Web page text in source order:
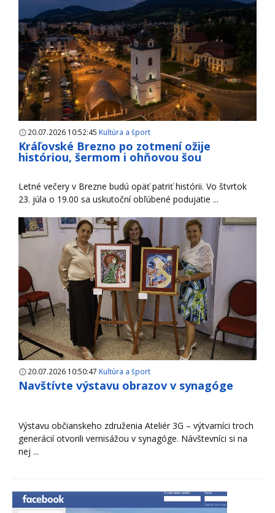
20.07.2026 10:52:45 Kultúra a šport
Kráľovské Brezno po zotmení ožije
históriou, šermom i ohňovou šou
Letné večery v Brezne budú opäť patriť histórii. Vo štvrtok
23. júla o 19.00 sa uskutoční obľúbené podujatie ...
20.07.2026 10:50:47 Kultúra a šport
Navštívte výstavu obrazov v synagóge
Výstavu občianskeho združenia Ateliér 3G – výtvarníci troch
generácií otvorili vernisážou v synagóge. Návštevníci si na
nej ...